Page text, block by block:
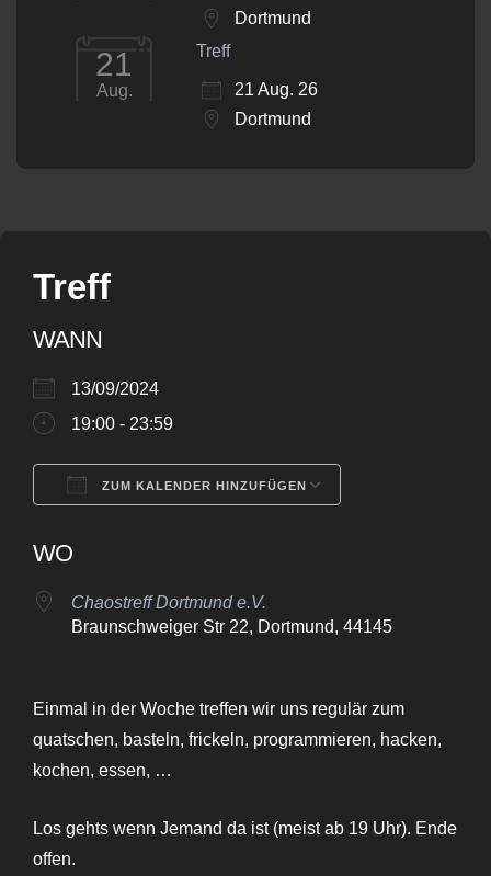
Treff
WANN
13/09/2024
19:00 - 23:59
ZUM KALENDER HINZUFÜGEN
WO
Chaostreff Dortmund e.V.
Braunschweiger Str 22, Dortmund, 44145
Einmal in der Woche treffen wir uns regulär zum
quatschen, basteln, frickeln, programmieren, hacken,
kochen, essen, …
Los gehts wenn Jemand da ist (meist ab 19 Uhr). Ende
offen.
Dortmund
21
Aug.
Treff
21 Aug. 26
Dortmund